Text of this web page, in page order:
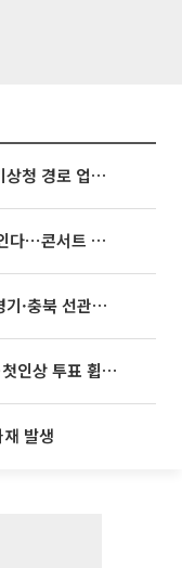
태풍 '돌핀' 오키나와 접근…일본기상청 경로 업데이트
빅뱅, 20주년 기념 '새 뱅봉' 선보인다⋯콘서트 앞두고 팝업 개최
등 추가 압수수색
‘나솔사계’ 국화, 결별 후 재등장⋯첫인상 투표 휩쓸고 ‘인기녀’ 등극
발생